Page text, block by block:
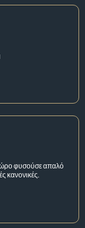
φυσούσε απαλό
κανονικές.